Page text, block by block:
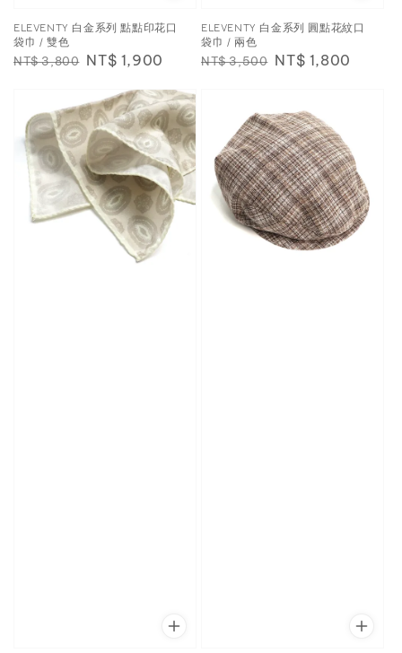
ELEVENTY 白金系列 點點印花口
袋巾 / 雙色
Regular
NT$ 3,800 Sale
NT$ 1,900
ELEVENTY 白金系列 圓點花紋口
袋巾 / 兩色
Regular
NT$ 3,500 Sale
NT$ 1,800